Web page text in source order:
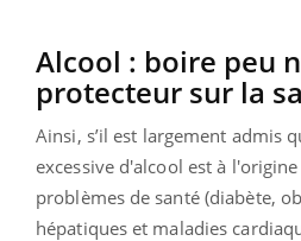
Alcool : boire peu
protecteur sur la
Ainsi, s’il est largement admis
excessive d'alcool est à
problèmes de santé (diabète,
hépatiques et maladies